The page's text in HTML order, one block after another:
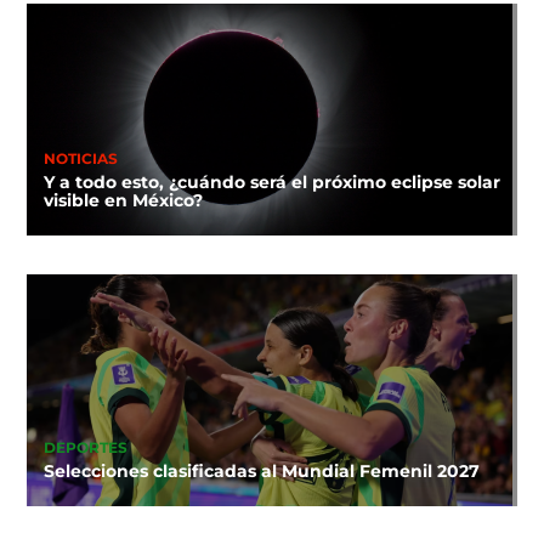
NOTICIAS
Y a todo esto, ¿cuándo será el próximo eclipse solar
visible en México?
DEPORTES
Selecciones clasificadas al Mundial Femenil 2027